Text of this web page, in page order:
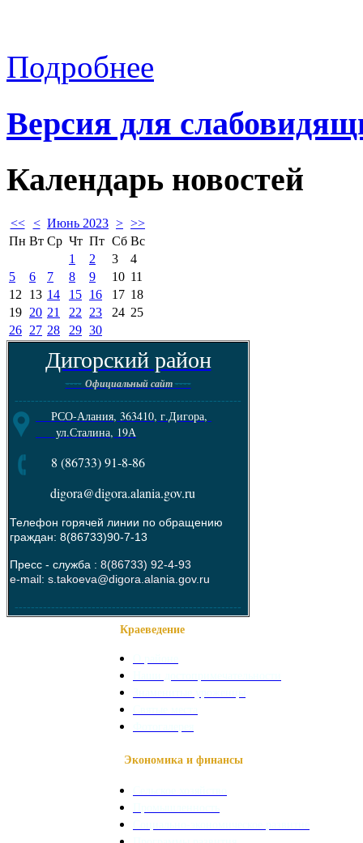
Подробнее
Версия для
Календарь новостей
<< < Июнь 2023 > >>
Пн Вт Ср Чт Пт Сб Вс
1
2 3
4
5
6 7 8 9 10 11
12
13 14 15 16 17 18
19 20 21 22 23 24 25
26 27 28 29 30
Дигорский район
---- Официальный сайт----
--------------------------------------------------------
РСО-Алания, 363410, г.Дигора,
ул.Сталина, 19А
8 (86733) 91-8-86
digora@digora.alania.gov.ru
Телефон горячей линии по обращению
граждан: 8(86733)90-7-13
Пресс - служба : 8(86733) 92-4-93
e-mail: s.takoeva@digora.alania.gov.ru
--------------------------------------------------------
Краеведение
Экономика и финансы